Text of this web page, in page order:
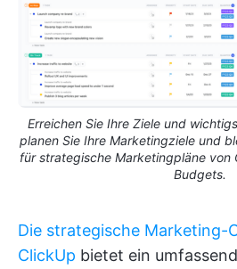
Erreichen Sie Ihre Ziele und
planen Sie Ihre Marketingziele und
für strategische Marketingpläne von
Budgets.
Die strategische Marketing-
ClickUp bietet ein